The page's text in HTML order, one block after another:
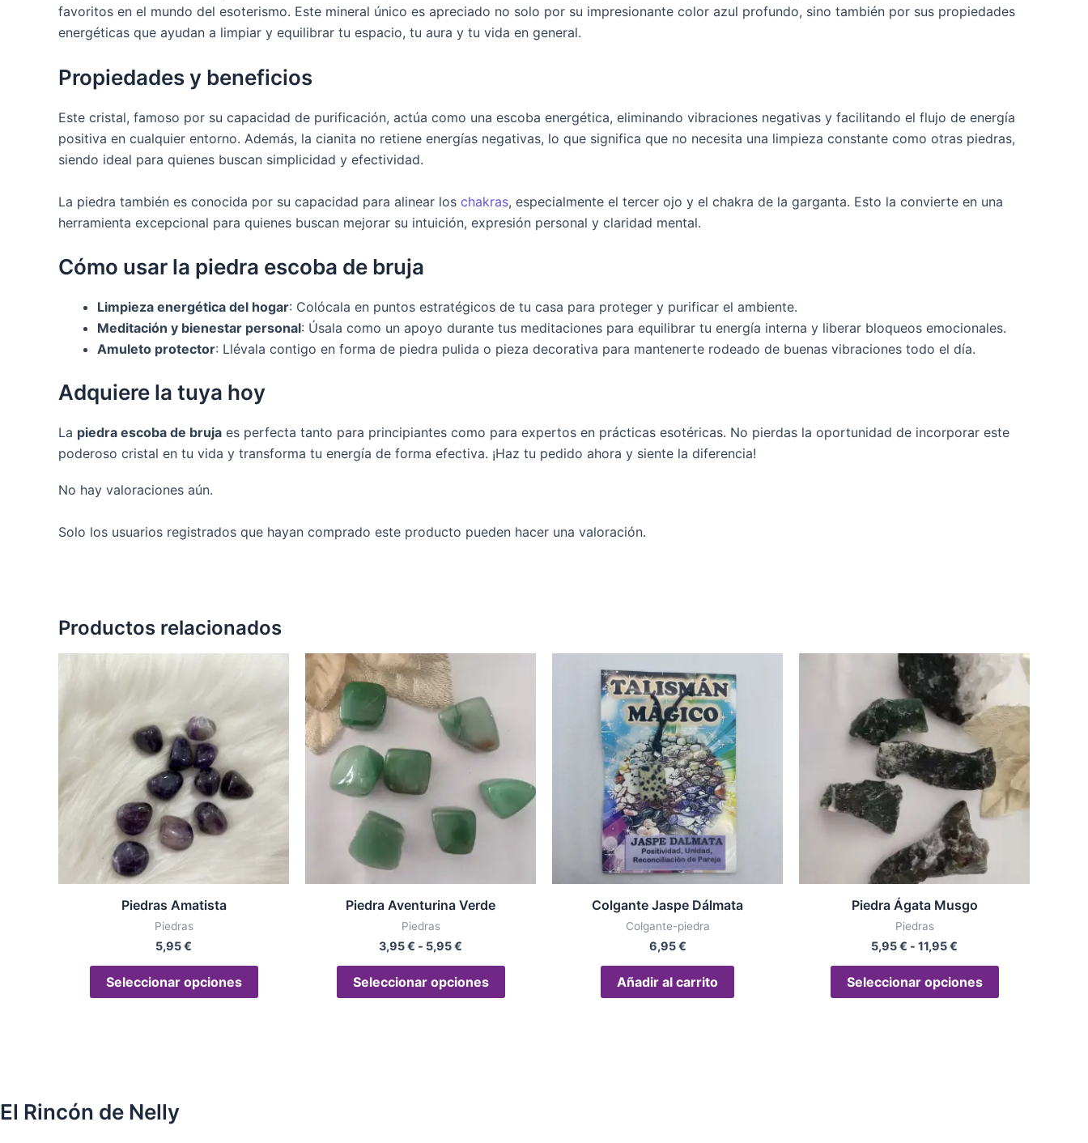
favoritos en el mundo del esoterismo. Este mineral único es apreciado no solo por su impresionante color azul profundo, sino también por sus propiedades
energéticas que ayudan a limpiar y equilibrar tu espacio, tu aura y tu vida en general.
Propiedades y beneficios
Este cristal, famoso por su capacidad de purificación, actúa como una escoba energética, eliminando vibraciones negativas y facilitando el flujo de energía
positiva en cualquier entorno. Además, la cianita no retiene energías negativas, lo que significa que no necesita una limpieza constante como otras piedras,
siendo ideal para quienes buscan simplicidad y efectividad.
La piedra también es conocida por su capacidad para alinear los chakras, especialmente el tercer ojo y el chakra de la garganta. Esto la convierte en una
herramienta excepcional para quienes buscan mejorar su intuición, expresión personal y claridad mental.
Cómo usar la piedra escoba de bruja
Limpieza energética del hogar: Colócala en puntos estratégicos de tu casa para proteger y purificar el ambiente.
Meditación y bienestar personal: Úsala como un apoyo durante tus meditaciones para equilibrar tu energía interna y liberar bloqueos emocionales.
Amuleto protector: Llévala contigo en forma de piedra pulida o pieza decorativa para mantenerte rodeado de buenas vibraciones todo el día.
Adquiere la tuya hoy
La piedra escoba de bruja es perfecta tanto para principiantes como para expertos en prácticas esotéricas. No pierdas la oportunidad de incorporar este
poderoso cristal en tu vida y transforma tu energía de forma efectiva. ¡Haz tu pedido ahora y siente la diferencia!
No hay valoraciones aún.
Solo los usuarios registrados que hayan comprado este producto pueden hacer una valoración.
Productos relacionados
Piedras Amatista
Piedras
5,95€
Seleccionar opciones
producto
múltiples
variantes.
Las
elegir
Piedra Aventurina Verde
Piedras
3,95€ - 5,95€
desde
3,95 €
5,95 €
Seleccionar opciones
opciones
se
Colgante Jaspe Dálmata
Colgante-piedra
6,95€
Añadir al carrito
Piedra Ágata Musgo
Piedras
5,95€ - 11,95€
Rango
de
precios:
desde
5,95 €
hasta
11,95 €
Seleccionar opciones
Este
producto
tiene
múltiples
variantes.
Las
opciones
se
El Rincón de Nelly